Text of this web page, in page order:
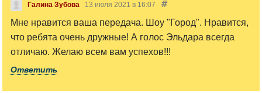
Галина Зубова 13 июля 2021 в 16:07
Мне нравится ваша передача. Шоу "Город". Нравится,
что ребята очень дружные! А голос Эльдара всегда
отличаю. Желаю всем вам успехов!!!
Ответить